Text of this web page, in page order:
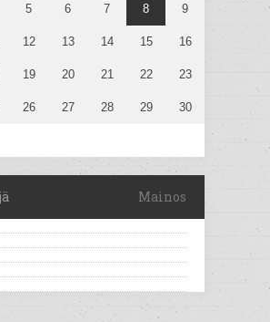
5 6 7 8 9
12 13 14 15 16
19 20 21 22 23
26 27 28 29 30
Mainos